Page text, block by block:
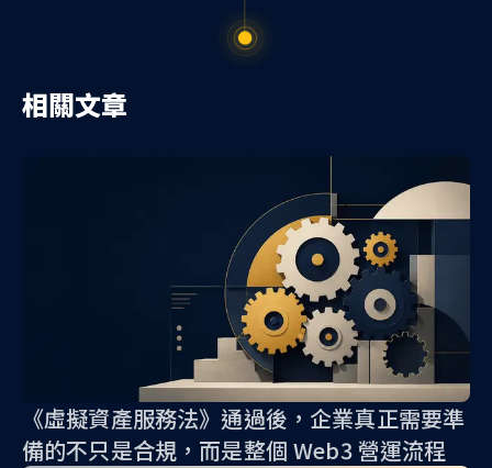
相關文章
《虛擬資產服務法》通過後，企業真正需要準
備的不只是合規，而是整個 Web3 營運流程